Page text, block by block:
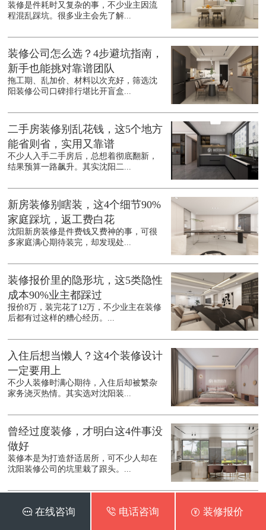
装修是件耗时又复杂的事，不少业主因流
程混乱踩坑。很多业主会先了解...
装修公司怎么选？4步避坑指南，
新手也能挑对靠谱团队
拖工期、乱加价、材料以次充好，筛选沈
阳装修公司口碑排行堪比开盲盒...
二手房装修别乱花钱，这5个地方
能省则省，实用又靠谱
不少人入手二手房后，总想着彻底翻新，
结果预算一路飙升。其实沈阳二...
新房装修别瞎装，这4个细节90%
家庭踩坑，返工费白花
沈阳新房装修是件费钱又费神的事，可很
多家庭满心期待装完，却发现处...
装修报价里的隐形坑，这5类隐性
成本90%业主都踩过
报价8万，装完花了12万，不少业主在装修
后都有过这样的糟心经历。...
入住后想当懒人？这4个装修设计
一定要用上
不少人装修时满心期待，入住后却被繁杂
家务浇灭热情。其实选对沈阳装...
曾经过度装修，才明白这4件事没
做好
装修本是为打造舒适居所，可不少人却在
沈阳装修公司的坑里栽了跟头。...
签半包合同前，这4个关键问题不
 在线咨询  电话咨询  装修报价